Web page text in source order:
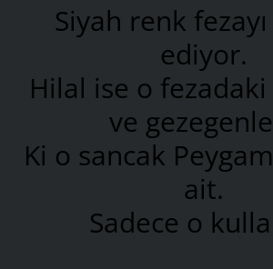
Siyah renk
ediyor.
Hilal ise o fezadaki
ve
Ki o sancak
ait.
Sadece o